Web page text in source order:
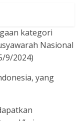
kategori
Nasional
9/2024)
yang